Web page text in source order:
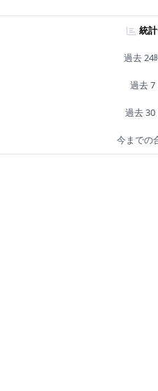
統
過去 24
過去 7
過去 30
今までの